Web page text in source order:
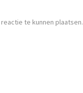
te kunnen plaatsen.